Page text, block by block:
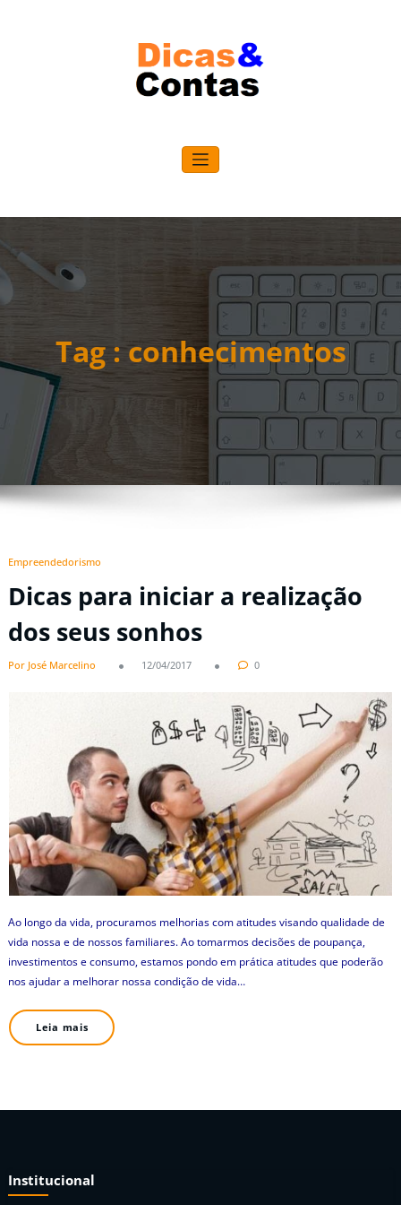
Tag : conhecimentos
Empreendedorismo
Dicas para iniciar a realização
dos seus sonhos
Por José Marcelino 12/04/2017 0
Ao longo da vida, procuramos melhorias com atitudes visando qualidade de
vida nossa e de nossos familiares. Ao tomarmos decisões de poupança,
investimentos e consumo, estamos pondo em prática atitudes que poderão
nos ajudar a melhorar nossa condição de vida…
Leia mais
Institucional